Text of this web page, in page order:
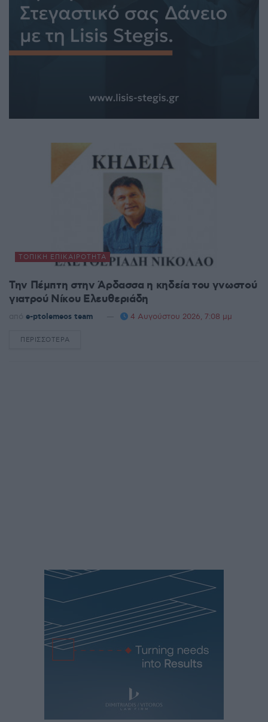
ΤΟΠΙΚΉ ΕΠΙΚΑΙΡΌΤΗΤΑ
Την Πέμπτη στην Άρδασσα η κηδεία του γνωστού
γιατρού Νίκου Ελευθεριάδη
από e-ptolemeos team 4 Αυγούστου 2026, 7:08 μμ
ΠΕΡΙΣΣΌΤΕΡΑ